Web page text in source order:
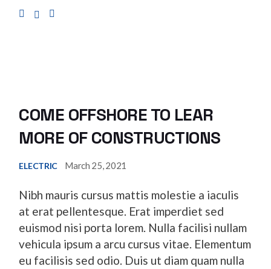
COME OFFSHORE TO LEAR
MORE OF CONSTRUCTIONS
ELECTRIC March 25, 2021
Nibh mauris cursus mattis molestie a iaculis
at erat pellentesque. Erat imperdiet sed
euismod nisi porta lorem. Nulla facilisi nullam
vehicula ipsum a arcu cursus vitae. Elementum
eu facilisis sed odio. Duis ut diam quam nulla